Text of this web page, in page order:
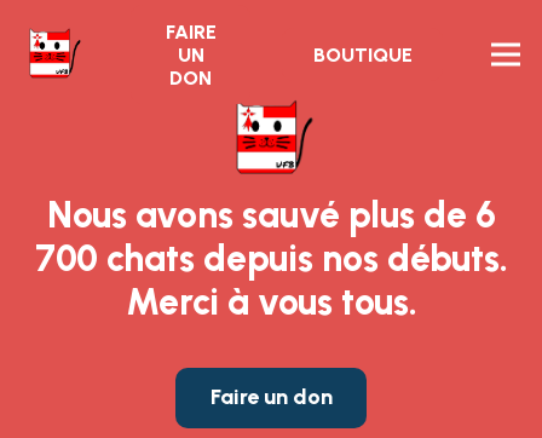
FAIRE
UN
DON
BOUTIQUE
Nous avons sauvé plus de 6
700 chats depuis nos débuts.
Merci à vous tous.
Faire un don